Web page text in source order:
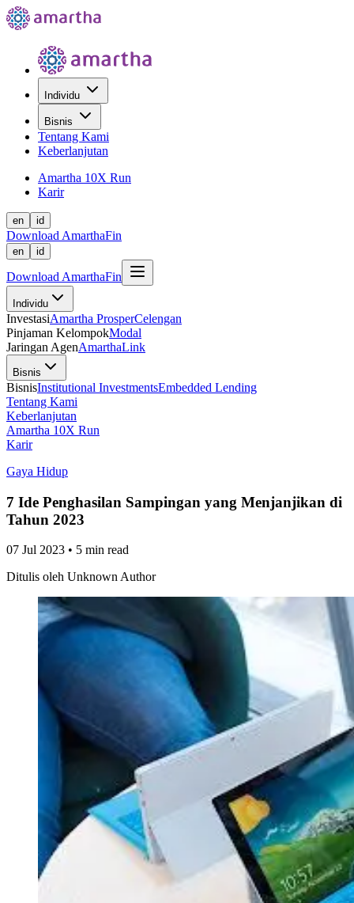
Individu
Bisnis
Tentang Kami
Keberlanjutan
Amartha 10X Run
Karir
en id
Download AmarthaFin
en id
Download AmarthaFin
Individu
InvestasiAmartha ProsperCelengan
Pinjaman KelompokModal
Jaringan AgenAmarthaLink
Bisnis
BisnisInstitutional InvestmentsEmbedded Lending
Tentang Kami
Keberlanjutan
Amartha 10X Run
Karir
Gaya Hidup
7 Ide Penghasilan Sampingan yang Menjanjikan di
Tahun 2023
07 Jul 2023 • 5 min read
Ditulis oleh Unknown Author